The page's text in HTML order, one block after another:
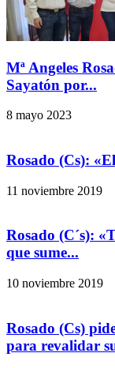
Mª Angeles
Sayatón por...
8 mayo 2023
Rosado (Cs):
11 noviembre 2019
Rosado (C´s):
que sume...
10 noviembre 2019
Rosado (Cs)
para revalidar